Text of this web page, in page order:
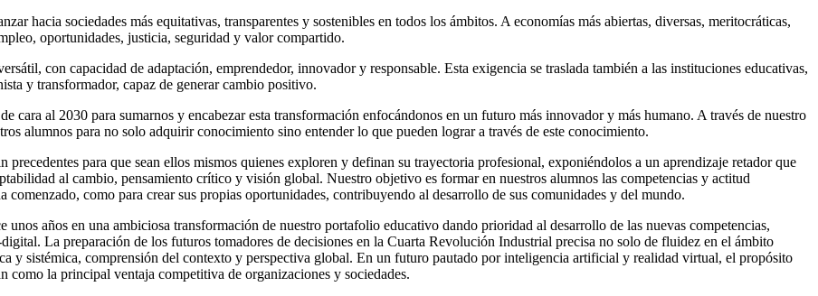
hacia sociedades más equitativas, transparentes y sostenibles en todos los ámbitos. A economías más abiertas, diversas, meritocráticas,
oportunidades, justicia, seguridad y valor compartido.
con capacidad de adaptación, emprendedor, innovador y responsable. Esta exigencia se traslada también a las instituciones educativas,
y transformador, capaz de generar cambio positivo.
cara al 2030 para sumarnos y encabezar esta transformación enfocándonos en un futuro más innovador y más humano. A través de nuestro
alumnos para no solo adquirir conocimiento sino entender lo que pueden lograr a través de este conocimiento.
para que sean ellos mismos quienes exploren y definan su trayectoria profesional, exponiéndolos a un aprendizaje retador que
al cambio, pensamiento crítico y visión global. Nuestro objetivo es formar en nuestros alumnos las competencias y actitud
como para crear sus propias oportunidades, contribuyendo al desarrollo de sus comunidades y del mundo.
años en una ambiciosa transformación de nuestro portafolio educativo dando prioridad al desarrollo de las nuevas competencias,
La preparación de los futuros tomadores de decisiones en la Cuarta Revolución Industrial precisa no solo de fluidez en el ámbito
y sistémica, comprensión del contexto y perspectiva global. En un futuro pautado por inteligencia artificial y realidad virtual, el propósito
la principal ventaja competitiva de organizaciones y sociedades.